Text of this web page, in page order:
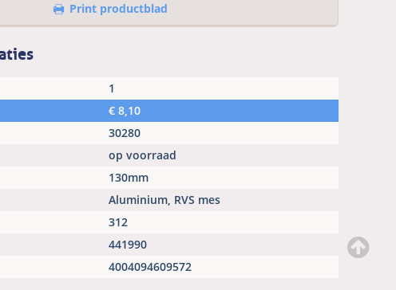
Print productblad
1
€ 8,10
30280
op voorraad
130mm
Aluminium, RVS mes
312
441990
4004094609572